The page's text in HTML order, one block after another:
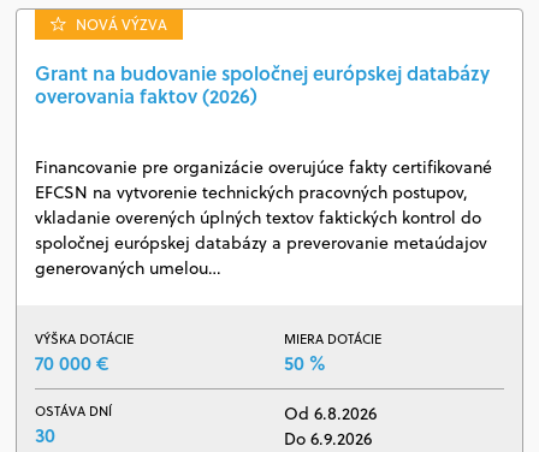
NOVÁ VÝZVA
Grant na budovanie spoločnej európskej databázy
overovania faktov (2026)
Financovanie pre organizácie overujúce fakty certifikované
EFCSN na vytvorenie technických pracovných postupov,
vkladanie overených úplných textov faktických kontrol do
spoločnej európskej databázy a preverovanie metaúdajov
generovaných umelou…
VÝŠKA DOTÁCIE
70 000 €
MIERA DOTÁCIE
50 %
OSTÁVA DNÍ
30
Od 6.8.2026
Do 6.9.2026